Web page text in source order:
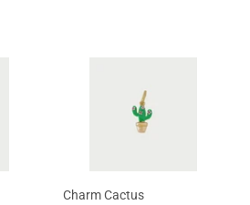
Charm Cactus